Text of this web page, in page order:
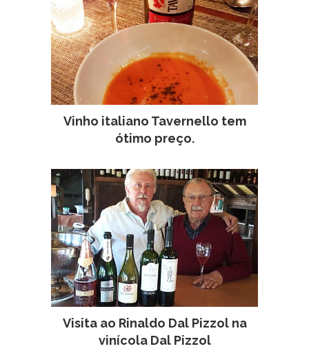
Vinho italiano Tavernello tem
ótimo preço.
Visita ao Rinaldo Dal Pizzol na
vinícola Dal Pizzol